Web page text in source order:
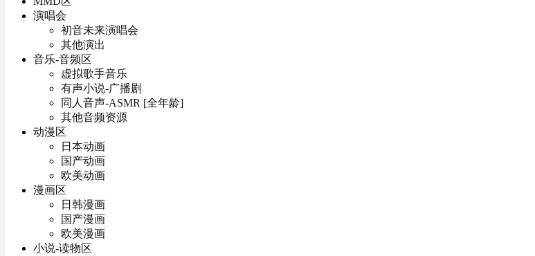
演唱会
初音未来演唱会
其他演出
音乐-音频区
虚拟歌手音乐
有声小说-广播剧
同人音声-ASMR [全年龄]
其他音频资源
动漫区
日本动画
国产动画
欧美动画
漫画区
日韩漫画
国产漫画
欧美漫画
小说-读物区